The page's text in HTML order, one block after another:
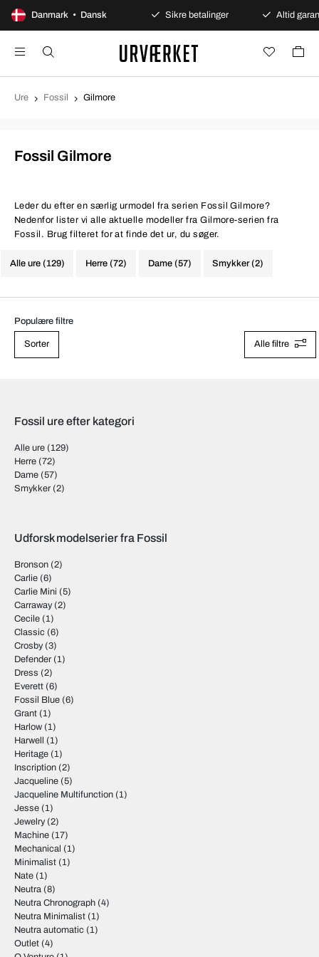
Danmark • Dansk
100 dages åbent køb Sikre betalinger Altid
Ure Fossil Gilmore
Fossil Gilmore
Leder du efter en særlig urmodel fra serien Fossil Gilmore?
Nedenfor lister vi alle aktuelle modeller fra Gilmore-serien fra
Fossil. Brug filteret for at finde det ur, du søger.
Alle ure (129) Herre (72) Dame (57) Smykker (2)
Populære filtre
Sorter Alle filtre
Fossil ure efter kategori
Alle ure (129)
Herre (72)
Dame (57)
Smykker (2)
Udforsk modelserier fra Fossil
Bronson (2)
Carlie (6)
Carlie Mini (5)
Carraway(2)
Cecile (1)
Classic (6)
Crosby(3)
Defender (1)
Dress (2)
Everett (6)
Fossil Blue (6)
Grant (1)
Harlow (1)
Harwell
(1)
Heritage (1)
Inscription (2)
Jacqueline (5)
Jacqueline Multifunction (1)
Jesse (1)
Jewelry(2)
Machine (17)
Mechanical (1)
Minimalist (1)
Nate (1)
Neutra (8)
Neutra Chronograph (4)
Neutra Minimalist (1)
Neutra automatic (1)
Outlet (4)